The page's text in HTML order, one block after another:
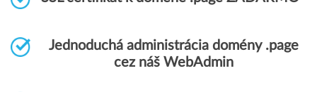
Jednoduchá administrácia domény .page
cez náš WebAdmin